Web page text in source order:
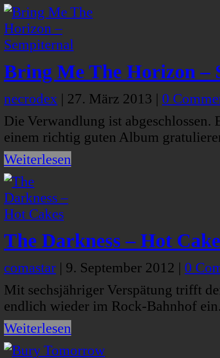
Bring Me The Horizon –
necrodex | 27. März 2013 | 0
Die Verwandlung ist
einem richtig guten Album
Weiterlesen
The Darkness – Hot
comastar | 9. September 2012 | 0
Mit sechsjähriger Verspätung trifft
endlich wieder im Rock-Bahnhof
Weiterlesen